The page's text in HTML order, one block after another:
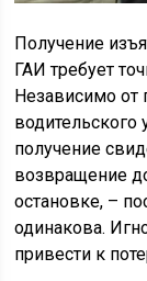
Получение
ГАИ требует
Независимо от
водительского
получение
возвращение
остановке, –
одинакова.
привести к